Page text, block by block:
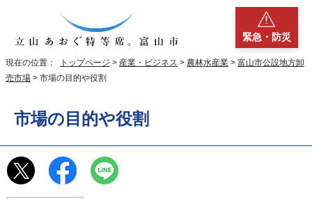
緊急・防災
現在の位置： トップページ > 産業・ビジネス > 農林水産業 > 富山市公設地方卸
売市場 > 市場の目的や役割
市場の目的や役割